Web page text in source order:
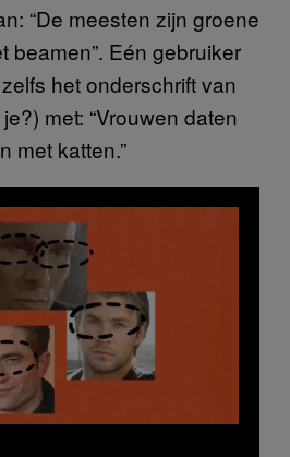
“De meesten zijn groene
beamen”. Eén gebruiker
het onderschrift van
met: “Vrouwen daten
met katten.”